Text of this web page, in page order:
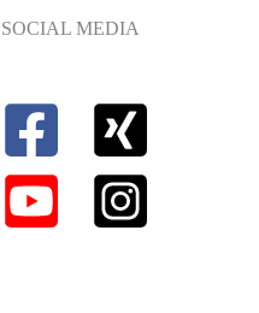
SOCIAL MEDIA